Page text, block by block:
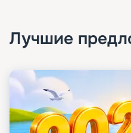
Лучшие